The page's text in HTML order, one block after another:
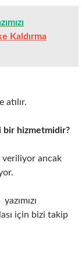
Kaldırma
atılır.
bir hizmetmidir?
veriliyor ancak
yazımızı
için bizi takip